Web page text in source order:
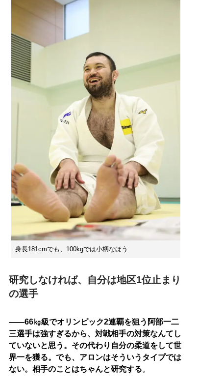
身長181cmでも、100kgでは小柄なほう
研究しなければ、自分は地区1位止まり
の選手
――66㎏級でオリンピック2連覇を狙う阿部一二
三選手は強すぎるから、対戦相手の対策なんてし
ていないと思う。その代わり自分の柔道をして世
界一を獲る。でも、アロンはそういうタイプでは
ない。相手のことはちゃんと研究する。